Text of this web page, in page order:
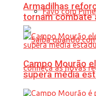
Favo com
Armadilhas
tornam combate
Campo Mourão
supera média